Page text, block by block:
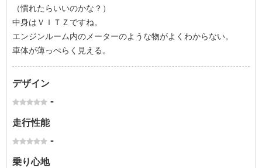
（慣れたらいいのかな？）
中身はＶＩＴＺですね。
エンジンルーム内のメーターのような物がよくわからない。
車体が薄っぺらく見える。
デザイン
-
走行性能
-
乗り心地